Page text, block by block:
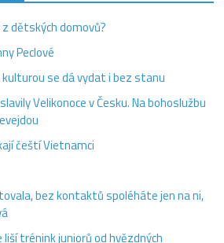
dětských domovů?
Peclové
se dá vydat i bez stanu
Velikonoce v Česku. Na bohoslužbu
čeští Vietnamci
bez kontaktů spoléháte jen na ni,
liší trénink juniorů od hvězdných